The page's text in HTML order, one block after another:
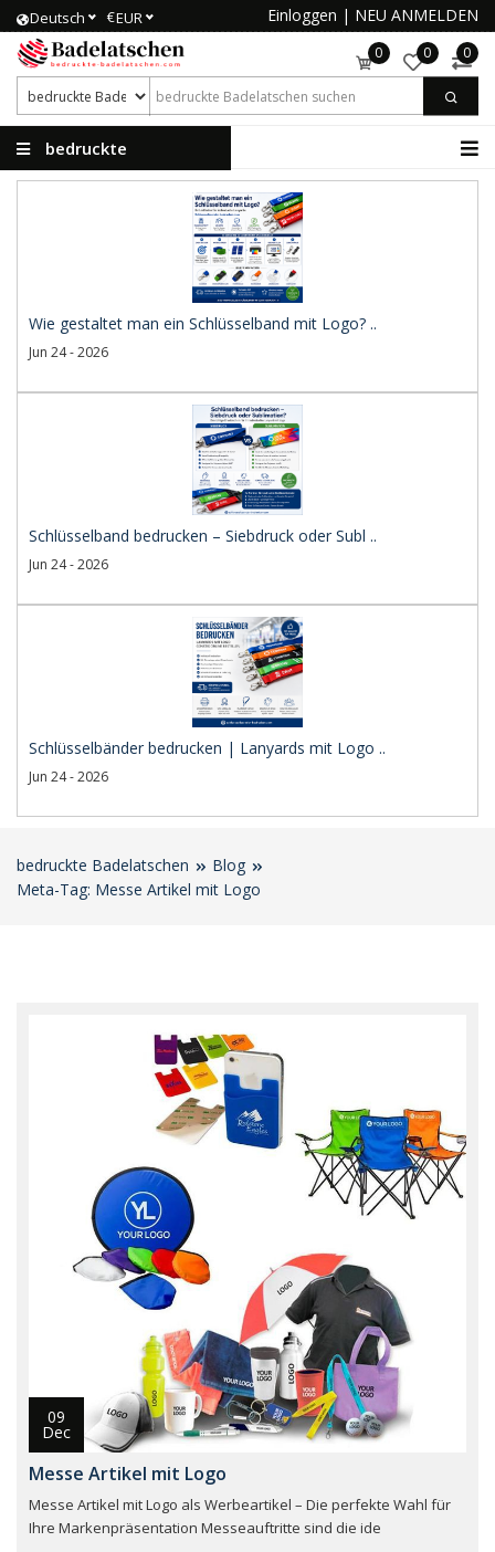
Deutsch €EUR Einloggen | NEU ANMELDEN
0 0 0
bedruckte
Wie gestaltet man ein Schlüsselband mit Logo? ..
Jun 24 - 2026
Schlüsselband bedrucken – Siebdruck oder Subl ..
Jun 24 - 2026
Schlüsselbänder bedrucken | Lanyards mit Logo ..
Jun 24 - 2026
bedruckte Badelatschen
Blog
Meta-Tag: Messe Artikel mit Logo
09
Dec
Messe Artikel mit Logo
Messe Artikel mit Logo als Werbeartikel – Die perfekte Wahl für
Ihre Markenpräsentation Messeauftritte sind die ide